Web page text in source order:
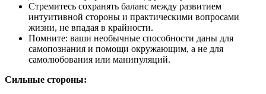
Стремитесь сохранять баланс между развитием
интуитивной стороны и практическими вопросами
жизни, не впадая в крайности.
Помните: ваши необычные способности даны для
самопознания и помощи окружающим, а не для
самолюбования или манипуляций.
Сильные стороны: